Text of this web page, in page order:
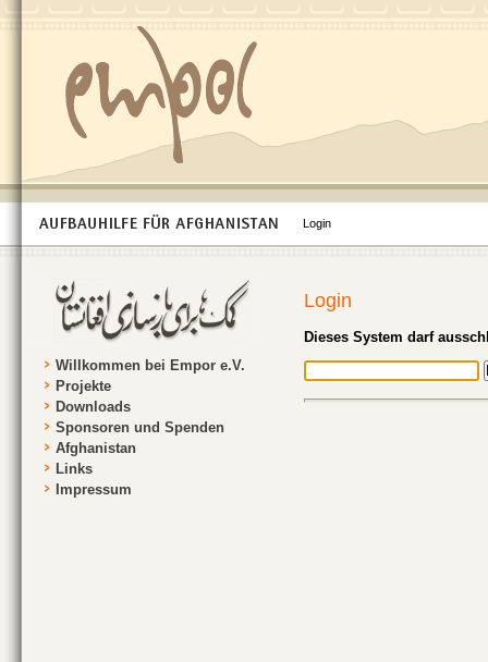
Login
Willkommen bei Empor e.V.
Projekte
Downloads
Sponsoren und Spenden
Afghanistan
Links
Impressum
Login
Dieses System darf